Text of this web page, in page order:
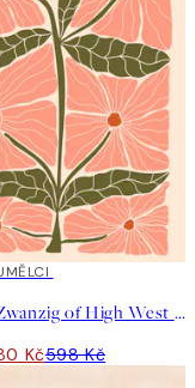
Rebecca Zwanzig of High West Wild - Franny Plakát
Kč598 Kč